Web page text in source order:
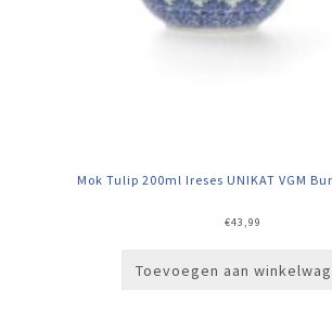
Mok Tulip 200ml Ireses UNIKAT VGM
€43,99
Toevoegen aan